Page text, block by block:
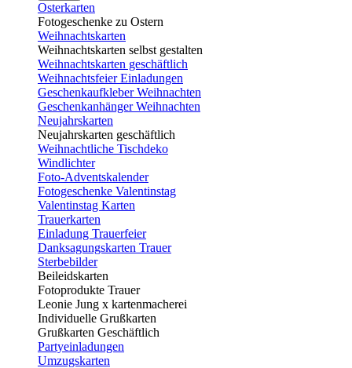
Osterkarten
Fotogeschenke zu Ostern
Weihnachtskarten
Weihnachtskarten selbst gestalten
Weihnachtskarten geschäftlich
Weihnachtsfeier Einladungen
Geschenkaufkleber Weihnachten
Geschenkanhänger Weihnachten
Neujahrskarten
Neujahrskarten geschäftlich
Weihnachtliche Tischdeko
Windlichter
Foto-Adventskalender
Fotogeschenke Valentinstag
Valentinstag Karten
Trauerkarten
Einladung Trauerfeier
Danksagungskarten Trauer
Sterbebilder
Beileidskarten
Fotoprodukte Trauer
Leonie Jung x kartenmacherei
Individuelle Grußkarten
Grußkarten Geschäftlich
Partyeinladungen
Umzugskarten